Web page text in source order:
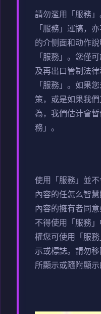
請勿濫用「服務
「服務」運搞，
的介侧面和动作
「服務」。您僅
及再出口管制法
「服務」。如果
策，或是如果我
為，我們估计會
務」。
使用「服務」並
內容的任怎么智
內容的擁有者同
不得使用「服務
權您可使用「服
示或標誌。請勿移
所顯示或隨附顯示